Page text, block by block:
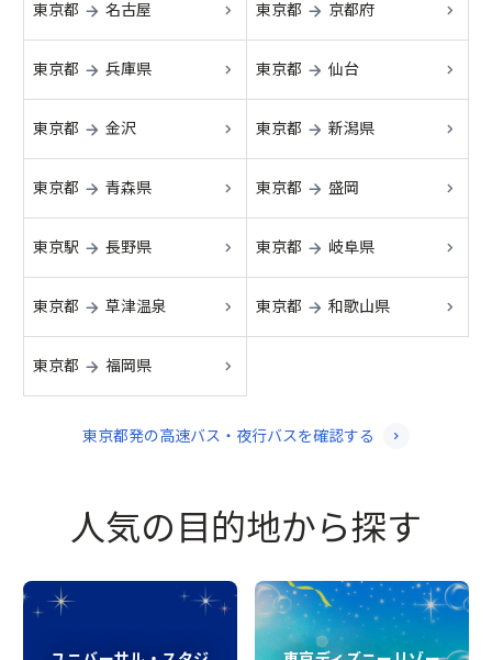
東京都 → 名古屋 東京都 → 京都府
東京都 → 兵庫県 東京都 → 仙台
東京都 → 金沢 東京都 → 新潟県
東京都 → 青森県 東京都 → 盛岡
東京駅 → 長野県 東京都 → 岐阜県
東京都 → 草津温泉 東京都 → 和歌山県
東京都 → 福岡県
東京都発の高速バス・夜行バスを確認する
人気の目的地から探す